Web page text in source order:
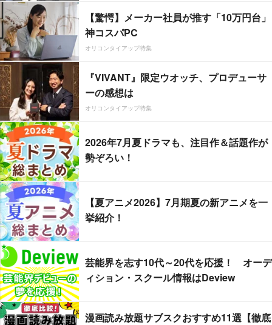
【驚愕】メーカー社員が推す「10万円台」
神コスパPC
オリコンタイアップ特集
『VIVANT』限定ウオッチ、プロデューサ
ーの感想は
オリコンタイアップ特集
2026年7月夏ドラマも、注目作＆話題作が
勢ぞろい！
【夏アニメ2026】7月期夏の新アニメを一
挙紹介！
芸能界を志す10代～20代を応援！ オーデ
ィション・スクール情報はDeview
漫画読み放題サブスクおすすめ11選【徹底